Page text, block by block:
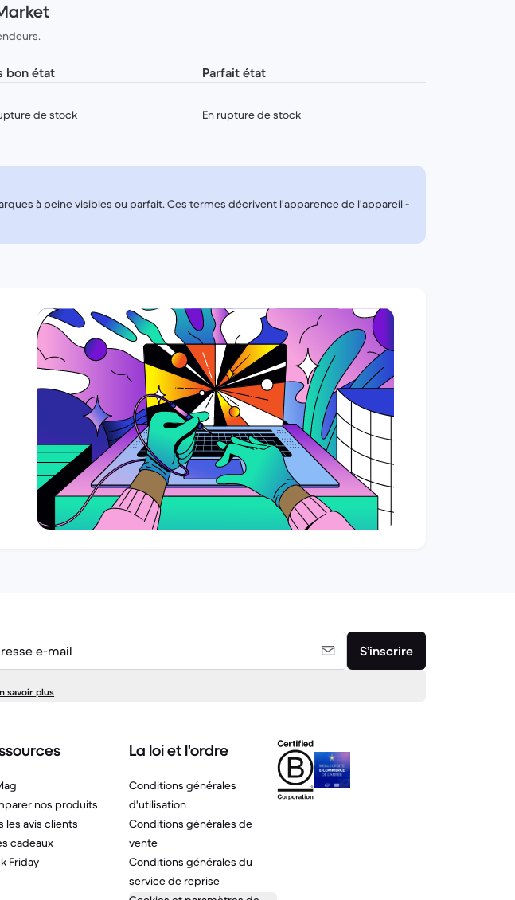
bon état Parfait état
de stock En rupture de stock
à peine visibles ou parfait. Ces termes décrivent l'apparence de l'appareil -
e-mail S’inscrire
savoir plus
nos produits
les avis clients
cadeaux
Friday
La loi et l'ordre
Conditions générales
d'utilisation
Conditions générales de
vente
Conditions générales du
service de reprise